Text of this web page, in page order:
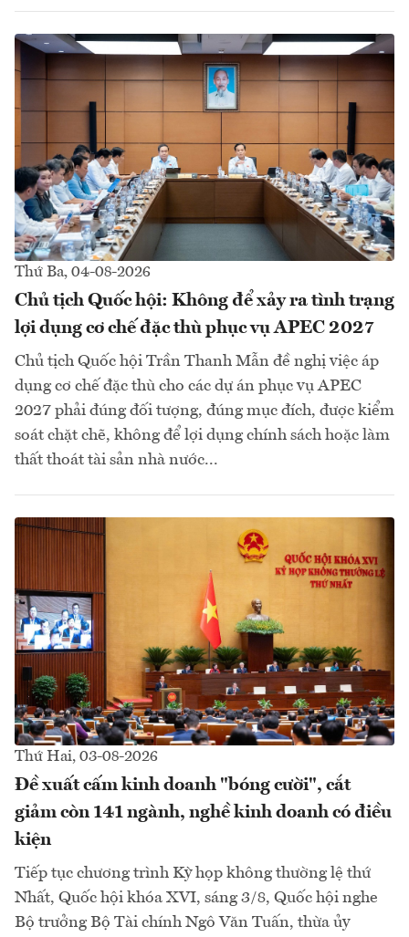
Thứ Ba, 04-08-2026
Chủ tịch Quốc hội: Không để xảy ra tình trạng
lợi dụng cơ chế đặc thù phục vụ APEC 2027
Chủ tịch Quốc hội Trần Thanh Mẫn đề nghị việc áp
dụng cơ chế đặc thù cho các dự án phục vụ APEC
2027 phải đúng đối tượng, đúng mục đích, được kiểm
soát chặt chẽ, không để lợi dụng chính sách hoặc làm
thất thoát tài sản nhà nước...
Thứ Hai, 03-08-2026
Đề xuất cấm kinh doanh "bóng cười", cắt
giảm còn 141 ngành, nghề kinh doanh có điều
kiện
Tiếp tục chương trình Kỳ họp không thường lệ thứ
Nhất, Quốc hội khóa XVI, sáng 3/8, Quốc hội nghe
Bộ trưởng Bộ Tài chính Ngô Văn Tuấn, thừa ủy